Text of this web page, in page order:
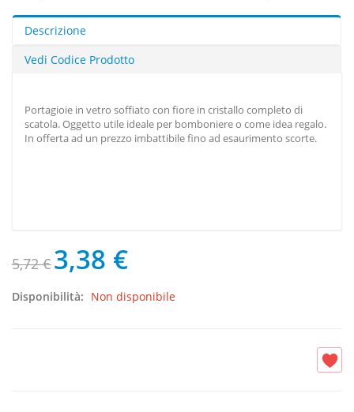
Descrizione
Vedi Codice Prodotto
Portagioie in vetro soffiato con fiore in cristallo completo di
scatola. Oggetto utile ideale per bomboniere o come idea regalo.
In offerta ad un prezzo imbattibile fino ad esaurimento scorte.
5,72 €3,38 €
Disponibilità: Non disponibile